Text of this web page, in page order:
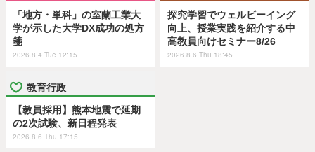
「地方・単科」の室蘭工業大
学が示した大学DX成功の処方
箋
2026.8.4 Tue 12:15
探究学習でウェルビーイング
向上、授業実践を紹介する中
高教員向けセミナー8/26
2026.8.6 Thu 18:45
教育行政
【教員採用】熊本地震で延期
の2次試験、新日程発表
2026.8.6 Thu 17:15